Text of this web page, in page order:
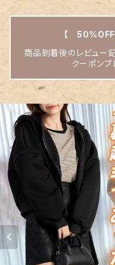
【 50%OFF
商品到着後のレビュー
クーポンプ